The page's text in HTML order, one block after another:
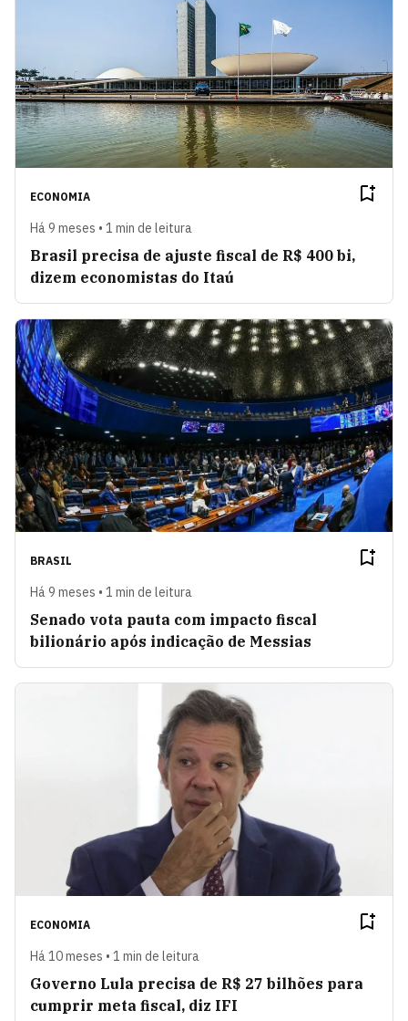
ECONOMIA
Há 9 meses • 1 min de leitura
Brasil precisa de ajuste fiscal de R$ 400 bi,
dizem economistas do Itaú
BRASIL
Há 9 meses • 1 min de leitura
Senado vota pauta com impacto fiscal
bilionário após indicação de Messias
ECONOMIA
Há 10 meses • 1 min de leitura
Governo Lula precisa de R$ 27 bilhões para
cumprir meta fiscal, diz IFI